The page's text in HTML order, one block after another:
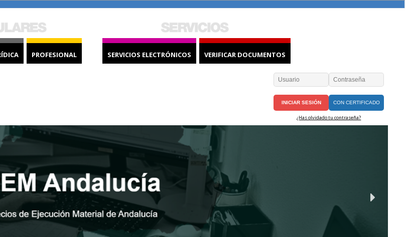
PROFESIONAL SERVICIOS ELECTRÓNICOS VERIFICAR DOCUMENTOS
CON CERTIFICADO
¿Has olvidado tu contraseña?